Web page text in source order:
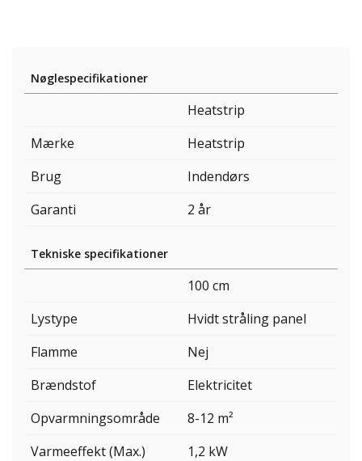
Nøglespecifikationer
Heatstrip
Mærke
Heatstrip
Brug
Indendørs
Garanti
2 år
Tekniske specifikationer
100 cm
Lystype
Hvidt stråling panel
Flamme
Nej
Brændstof
Elektricitet
Opvarmningsområde
8-12 m²
Varmeeffekt (Max.)
1,2 kW